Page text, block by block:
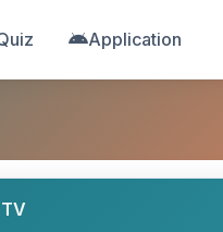
Application